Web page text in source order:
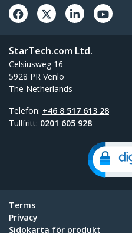
StarTech.com Ltd.
Celsiusweg 16
5928 PR Venlo
The Netherlands
Telefon: +46 8 517 613 28
Tullfritt: 0201 605 928
Terms
Privacy
Sidokarta för produkt